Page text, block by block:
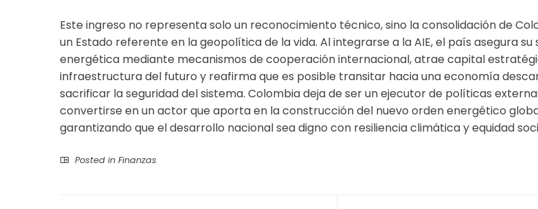
Este ingreso no representa solo un reconocimiento técnico, sino la consolidación de
un Estado referente en la geopolítica de la vida. Al integrarse a la AIE, el país asegura
energética mediante mecanismos de cooperación internacional, atrae capital
infraestructura del futuro y reafirma que es posible transitar hacia una economía
sacrificar la seguridad del sistema. Colombia deja de ser un ejecutor de políticas
convertirse en un actor que aporta en la construcción del nuevo orden energético
garantizando que el desarrollo nacional sea digno con resiliencia climática y equidad
Posted in Finanzas